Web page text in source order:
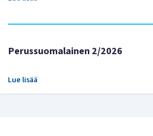
Perussuomalainen 2/2026
Lue lisää